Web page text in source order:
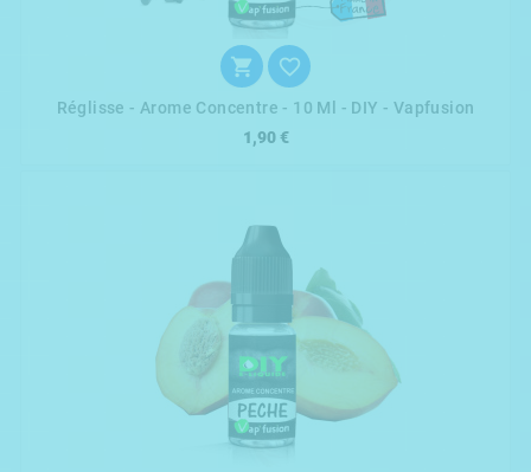
 
Réglisse - Arome Concentre - 10 Ml - DIY - Vapfusion
1,90 €